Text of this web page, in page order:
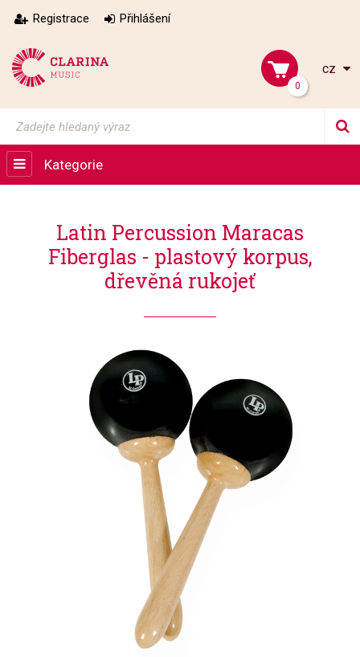
Registrace Přihlášení
0
cz
Kategorie
Latin Percussion Maracas
Fiberglas - plastový korpus,
dřevěná rukojeť